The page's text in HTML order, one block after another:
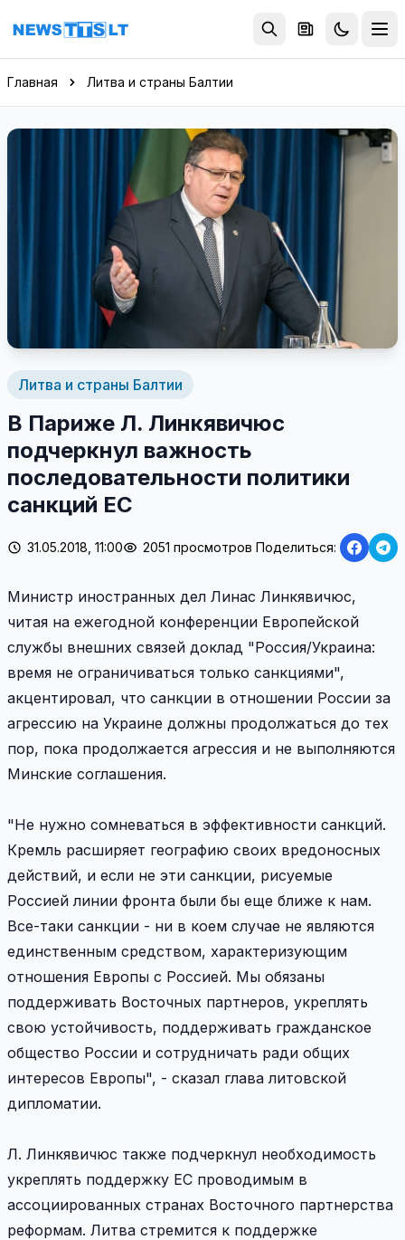
Перейти к содержимому
Главная Литва и страны Балтии
Литва и страны Балтии
В Париже Л. Линкявичюс
подчеркнул важность
последовательности политики
санкций ЕС
31.05.2018, 11:00 2051 просмотров Поделиться:
Министр иностранных дел Линас Линкявичюс,
читая на ежегодной конференции Европейской
службы внешних связей доклад "Россия/Украина:
время не ограничиваться только санкциями",
акцентировал, что санкции в отношении России за
агрессию на Украине должны продолжаться до тех
пор, пока продолжается агрессия и не выполняются
Минские соглашения.
"Не нужно сомневаться в эффективности санкций.
Кремль расширяет географию своих вредоносных
действий, и если не эти санкции, рисуемые
Россией линии фронта были бы еще ближе к нам.
Все-таки санкции - ни в коем случае не являются
единственным средством, характеризующим
отношения Европы с Россией. Мы обязаны
поддерживать Восточных партнеров, укреплять
свою устойчивость, поддерживать гражданское
общество России и сотрудничать ради общих
интересов Европы", - сказал глава литовской
дипломатии.
Л. Линкявичюс также подчеркнул необходимость
укреплять поддержку ЕС проводимым в
ассоциированных странах Восточного партнерства
реформам. Литва стремится к поддержке